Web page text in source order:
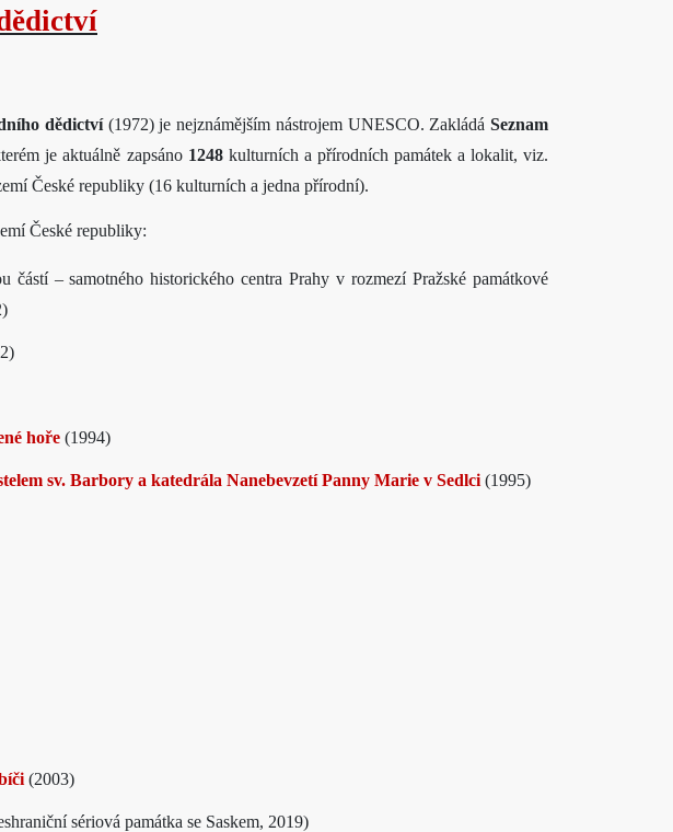
dědictví(1972) je nejznámějším nástrojem UNESCO. Zakládá Seznam
je aktuálně zapsáno 1248kulturních a přírodních památek a lokalit, viz.
České republiky (16 kulturních a jedna přírodní).
České republiky:
částí – samotného historického centra Prahy v rozmezí Pražské památkové
hoře (1994)
sv. Barbory a katedrála Nanebevzetí Panny Marie v Sedlci (1995)
(2003)
sériová památka se Saskem, 2019)